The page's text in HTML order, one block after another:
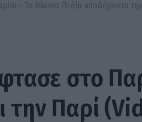
– Τα Ηλύσια Πεδία υποδέχονται
στο
την Παρί